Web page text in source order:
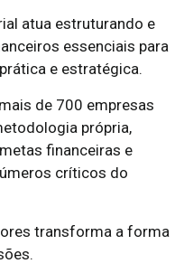
atua estruturando e
essenciais para
e estratégica.
de 700 empresas
própria,
financeiras e
críticos do
transforma a forma